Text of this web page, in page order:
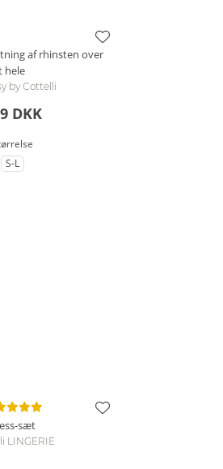
af rhinsten over
hele
by Cottelli
DKK
til Størrelse
S-L
sæt
LINGERIE